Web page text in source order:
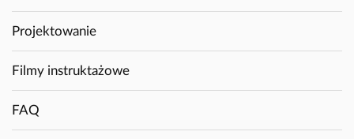
Projektowanie
Filmy instruktażowe
FAQ